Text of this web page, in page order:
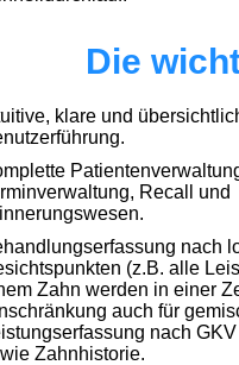
Die
klare und
Recall und
nach
(z.B. alle
Zahn werden in einer
auch für
nach
Zahnhistorie.